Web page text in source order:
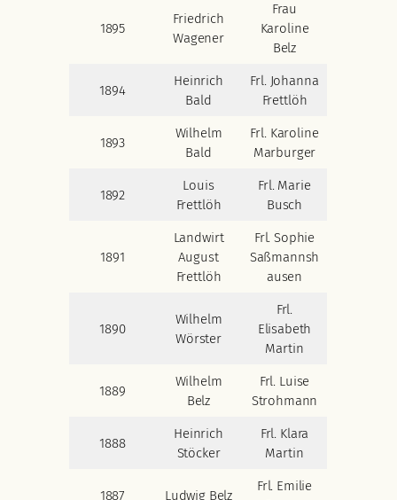
1895
Friedrich
Wagener
Frau
Karoline
Belz
1894
Heinrich
Bald
Frl. Johanna
Frettlöh
1893
Wilhelm
Bald
Frl. Karoline
Marburger
1892
Louis
Frettlöh
Frl. Marie
Busch
1891
Landwirt
August
Frettlöh
Frl. Sophie
Saßmannsh
ausen
1890
Wilhelm
Wörster
Frl.
Elisabeth
Martin
1889
Wilhelm
Belz
Frl. Luise
Strohmann
1888
Heinrich
Stöcker
Frl. Klara
Martin
1887 Ludwig Belz
Frl. Emilie